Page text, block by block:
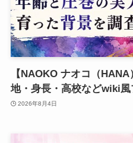
【NAOKO ナオコ（
地・身長・高校などwiki
2026年8月4日